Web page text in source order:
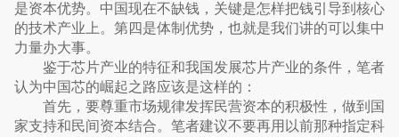
是资本优势。中国现在不缺钱，关键是怎样把钱引导到核心
的技术产业上。第四是体制优势，也就是我们讲的可以集中
力量办大事。
鉴于芯片产业的特征和我国发展芯片产业的条件，笔者
认为中国芯的崛起之路应该是这样的：
首先，要尊重市场规律发挥民营资本的积极性，做到国
家支持和民间资本结合。笔者建议不要再用以前那种指定科